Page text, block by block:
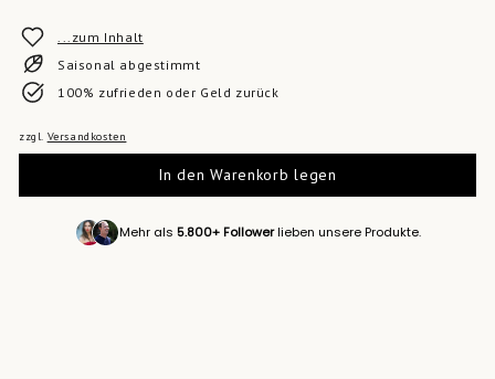
...zum Inhalt
Saisonal abgestimmt
100% zufrieden oder Geld zurück
zzgl. Versandkosten
In den Warenkorb legen
Mehr als 5.800+ Followerlieben unsere Produkte.